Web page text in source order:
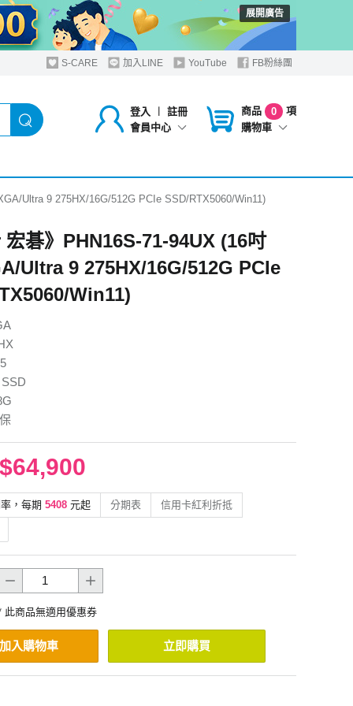
展開廣告
S-CARE 加入LINE YouTube FB粉絲團
登入 ︱
註冊
會員中心
商品 0
項
購物車
Ultra 9 275HX/16G/512G PCIe SSD/RTX5060/Win11)
宏碁》PHN16S-71-94UX (16吋
Ultra 9 275HX/16G/512G PCIe
Win11)
$64,900
，每期 5408 元起 分期表 信用卡紅利折抵
此商品無適用優惠券
加入購物車 立即購買